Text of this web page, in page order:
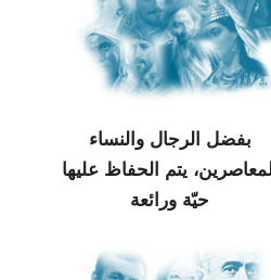
بفضل الرجال والنساء
يتم الحفاظ عليها
حيّة ورائعة